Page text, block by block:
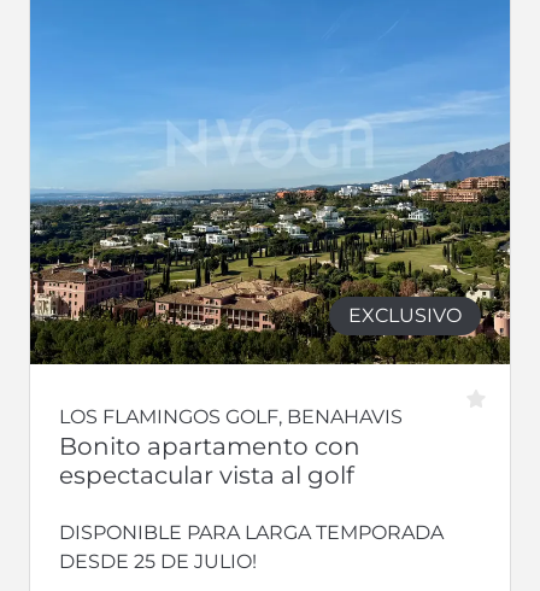
EXCLUSIVO
LOS FLAMINGOS GOLF, BENAHAVIS
Bonito apartamento con
espectacular vista al golf
DISPONIBLE PARA LARGA TEMPORADA
DESDE 25 DE JULIO!